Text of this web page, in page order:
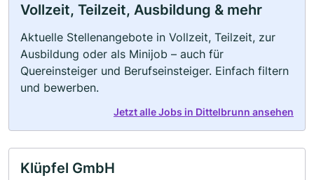
Vollzeit, Teilzeit, Ausbildung & mehr
Aktuelle Stellenangebote in Vollzeit, Teilzeit, zur
Ausbildung oder als Minijob – auch für
Quereinsteiger und Berufseinsteiger. Einfach filtern
und bewerben.
Jetzt alle Jobs in Dittelbrunn ansehen
Klüpfel GmbH